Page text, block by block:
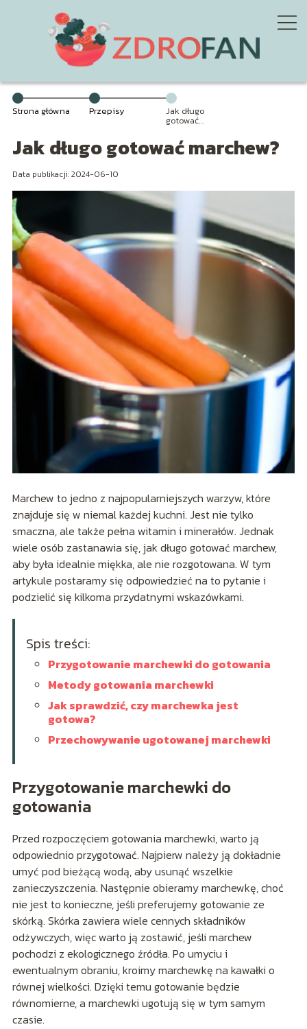
Strona główna Przepisy Jak długo
gotować
Jak długo gotować marchew?
Data publikacji: 2024-06-10
Marchew to jedno z najpopularniejszych warzyw, które
znajduje się w niemal każdej kuchni. Jest nie tylko
smaczna, ale także pełna witamin i minerałów. Jednak
wiele osób zastanawia się, jak długo gotować marchew,
aby była idealnie miękka, ale nie rozgotowana. W tym
artykule postaramy się odpowiedzieć na to pytanie i
podzielić się kilkoma przydatnymi wskazówkami.
Spis treści:
Przygotowanie marchewki do gotowania
Metody gotowania marchewki
Jak sprawdzić, czy marchewka jest
gotowa?
Przechowywanie ugotowanej marchewki
Przygotowanie marchewki do
gotowania
Przed rozpoczęciem gotowania marchewki, warto ją
odpowiednio przygotować. Najpierw należy ją dokładnie
umyć pod bieżącą wodą, aby usunąć wszelkie
zanieczyszczenia. Następnie obieramy marchewkę, choć
nie jest to konieczne, jeśli preferujemy gotowanie ze
skórką. Skórka zawiera wiele cennych składników
odżywczych, więc warto ją zostawić, jeśli marchew
pochodzi z ekologicznego źródła. Po umyciu i
ewentualnym obraniu, kroimy marchewkę na kawałki o
równej wielkości. Dzięki temu gotowanie będzie
równomierne, a marchewki ugotują się w tym samym
czasie.